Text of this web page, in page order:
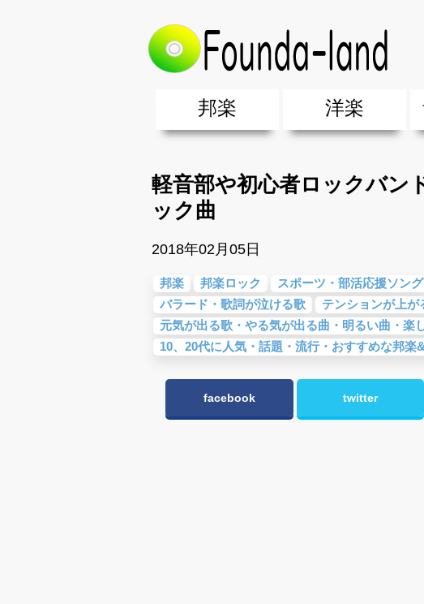
邦楽
邦楽ポップス(J-POP)
邦楽ロック(J-ROCK)
K-POP
アニソン/ボカロ
アイドル
ヴィジュアル系(V系)
邦楽男性アーティスト
邦楽女性アーティスト
男女グループ・デュエット・その他
2019年・2018年・2017年「邦楽」の人気＆
洋楽
EDM(エレクトロニッ
クラブミュージック
ダンスミュージック
洋楽男性アーティス
洋楽女性アーティス
男女グループ・デュエ
【洋楽】夏歌(サマ
2019年・2018年・
軽音部や初心者ロックバン
ック曲
2018年02月05日
邦楽 邦楽ロック スポーツ・部活応援ソング
バラード・歌詞が泣ける歌
テンションが上が
元気が出る歌・やる気が出る曲・明るい曲・楽
10、20代に人気・話題・流行・おすすめな邦楽
facebook twitter